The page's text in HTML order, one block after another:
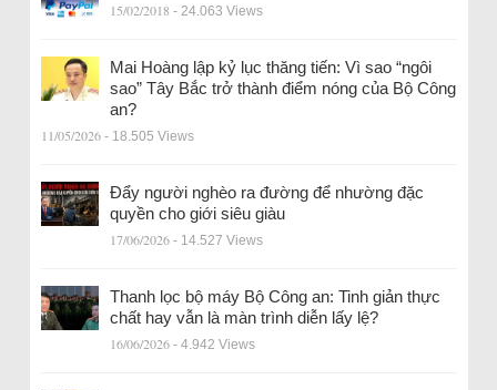
15/02/2018 - 24.063 Views
Mai Hoàng lập kỷ lục thăng tiến: Vì sao “ngôi
sao” Tây Bắc trở thành điểm nóng của Bộ Công
an?
11/05/2026 - 18.505 Views
Đẩy người nghèo ra đường để nhường đặc
quyền cho giới siêu giàu
17/06/2026 - 14.527 Views
Thanh lọc bộ máy Bộ Công an: Tinh giản thực
chất hay vẫn là màn trình diễn lấy lệ?
16/06/2026 - 4.942 Views